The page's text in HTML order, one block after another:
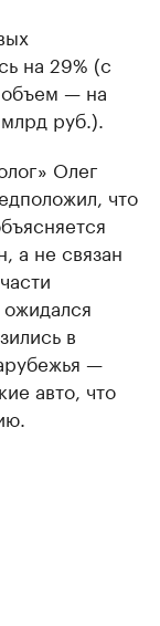
на 29% (с
— на
руб.).
Олег
что
а не связан
в
—
авто, что